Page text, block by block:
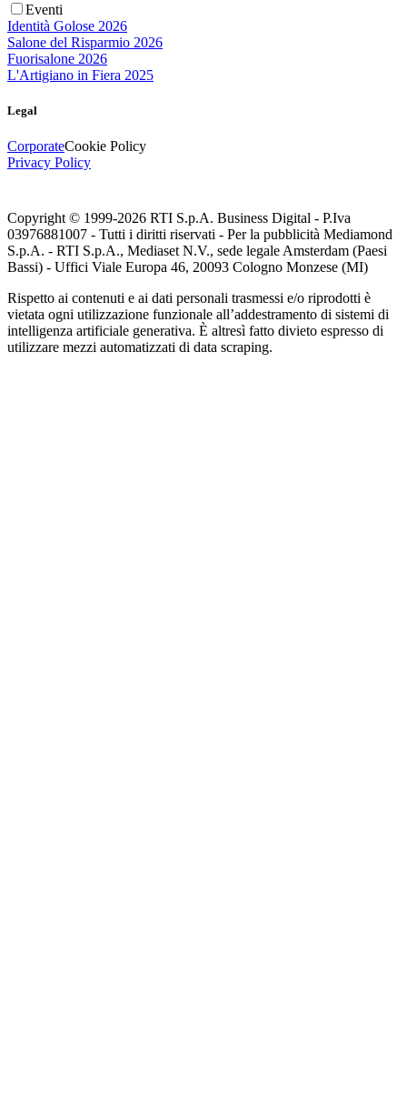
Eventi
Identità Golose 2026
Salone del Risparmio 2026
Fuorisalone 2026
L'Artigiano in Fiera 2025
Legal
CorporateCookie Policy
Privacy Policy
Copyright © 1999-2026 RTI S.p.A. Business Digital - P.Iva
03976881007 - Tutti i diritti riservati - Per la pubblicità Mediamond
S.p.A. - RTI S.p.A., Mediaset N.V., sede legale Amsterdam (Paesi
Bassi) - Uffici Viale Europa 46, 20093 Cologno Monzese (MI)
Rispetto ai contenuti e ai dati personali trasmessi e/o riprodotti è
vietata ogni utilizzazione funzionale all’addestramento di sistemi di
intelligenza artificiale generativa. È altresì fatto divieto espresso di
utilizzare mezzi automatizzati di data scraping.